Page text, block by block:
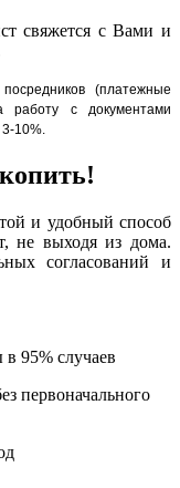
свяжется с Вами и
(платежные
с документами
10%.
и удобный способ
не выходя из дома.
согласований и
95% случаев
первоначального